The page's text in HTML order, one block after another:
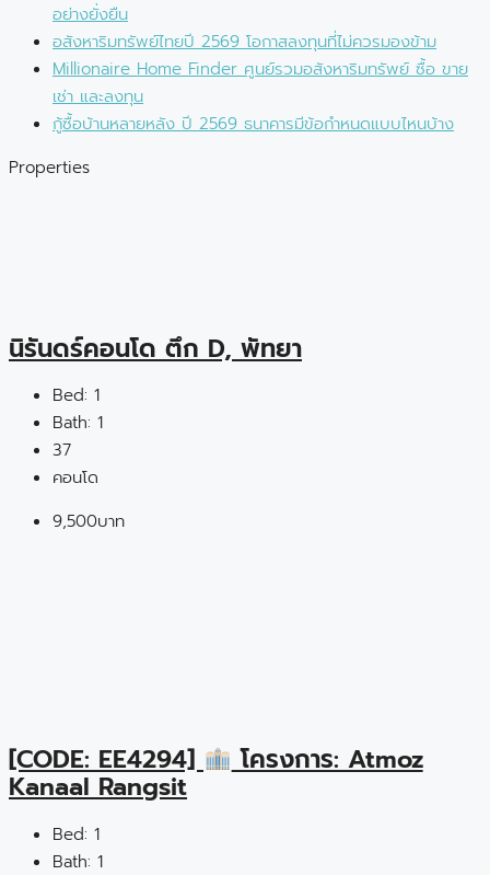
อย่างยั่งยืน
อสังหาริมทรัพย์ไทยปี 2569 โอกาสลงทุนที่ไม่ควรมองข้าม
Millionaire Home Finder ศูนย์รวมอสังหาริมทรัพย์ ซื้อ ขาย
เช่า และลงทุน
กู้ซื้อบ้านหลายหลัง ปี 2569 ธนาคารมีข้อกำหนดแบบไหนบ้าง
Properties
นิรันดร์คอนโด ตึก D, พัทยา
Bed: 1
Bath: 1
37
คอนโด
9,500บาท
[CODE: EE4294] โครงการ: Atmoz
Kanaal Rangsit
Bed: 1
Bath: 1